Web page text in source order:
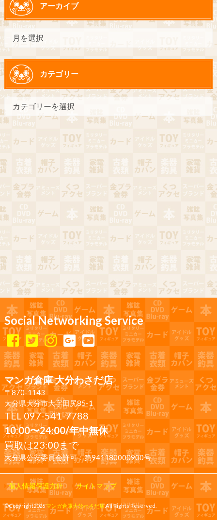
アーカイブ
カテゴリー
Social Networking Service
マンガ倉庫 大分わさだ店
〒870-1143
大分県大分市大字田尻85-1
TEL 097-541-7788
10:00〜24:00/年中無休
買取は23:00まで
大分県公安委員会許可：第941180000900号
個人情報保護方針 サイトマップ
©Copyright2026マンガ倉庫大分わさだ店.All Rights Reserved.